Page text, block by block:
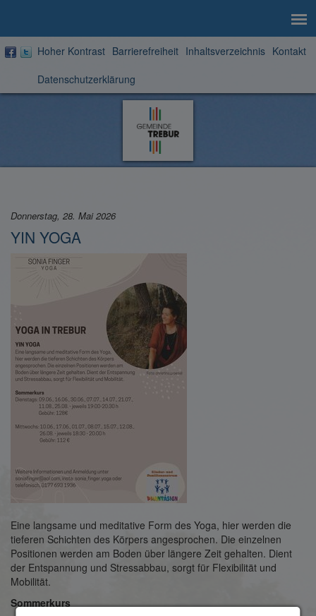
Hoher Kontrast Barrierefreiheit Inhaltsverzeichnis Kontakt
Datenschutzerklärung
Zur
Startseite
Donnerstag, 28. Mai 2026
YIN YOGA
Eine langsame und meditative Form des Yoga, hier werden die
tieferen Schichten des Körpers angesprochen. Die einzelnen
Positionen werden am Boden über längere Zeit gehalten. Dient
der Entspannung und Stressabbau, sorgt für Flexibilität und
Mobilität.
Sommerkurs